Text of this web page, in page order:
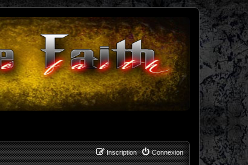
Connexion
Inscription